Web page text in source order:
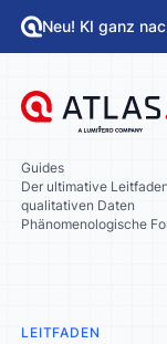
Neu! KI ganz
Guides
Der ultimative
qualitativen Daten
Phänomenologische
LEITFADEN